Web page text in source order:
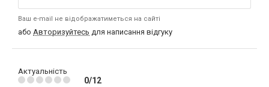
Ваш e-mail не відображатиметься на сайті
або Авторизуйтесь для написання відгуку
Актуальність
0/12